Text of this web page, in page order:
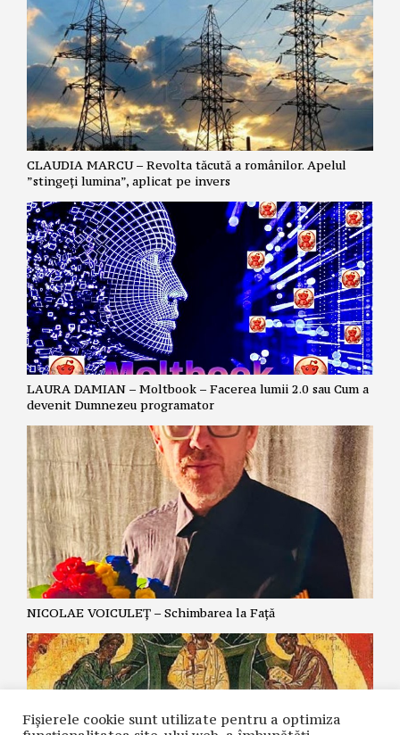
CLAUDIA MARCU – Revolta tăcută a românilor. Apelul
”stingeți lumina”, aplicat pe invers
LAURA DAMIAN – Moltbook – Facerea lumii 2.0 sau Cum a
devenit Dumnezeu programator
NICOLAE VOICULEȚ – Schimbarea la Față
Fișierele cookie sunt utilizate pentru a optimiza